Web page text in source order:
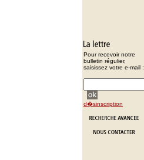
Pour recevoir notre
bulletin régulier,
saisissez votre e-mail :
d�sinscription